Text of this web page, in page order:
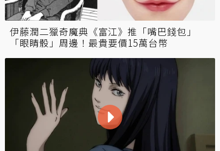
伊藤潤二獵奇魔典《富江》推「嘴巴錢包」
「眼睛骰」周邊！最貴要價15萬台幣